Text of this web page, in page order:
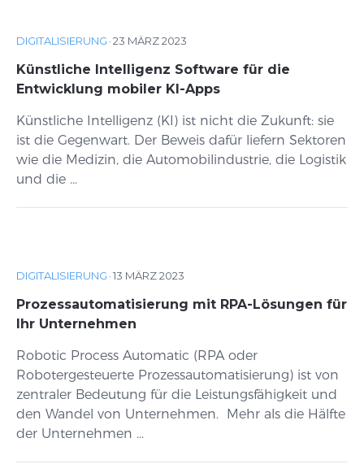
DIGITALISIERUNG ·23 MÄRZ 2023
Künstliche Intelligenz Software für die
Entwicklung mobiler KI-Apps
Künstliche Intelligenz (KI) ist nicht die Zukunft: sie
ist die Gegenwart. Der Beweis dafür liefern Sektoren
wie die Medizin, die Automobilindustrie, die Logistik
und die ...
DIGITALISIERUNG ·13 MÄRZ 2023
Prozessautomatisierung mit RPA-Lösungen für
Ihr Unternehmen
Robotic Process Automatic (RPA oder
Robotergesteuerte Prozessautomatisierung) ist von
zentraler Bedeutung für die Leistungsfähigkeit und
den Wandel von Unternehmen. Mehr als die Hälfte
der Unternehmen ...